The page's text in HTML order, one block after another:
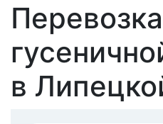
Перевозка
в